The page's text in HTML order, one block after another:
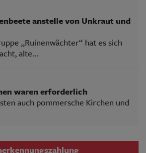
anstelle von Unkraut und
„Ruinenwächter“ hat es sich
alte...
waren erforderlich
auch pommersche Kirchen und